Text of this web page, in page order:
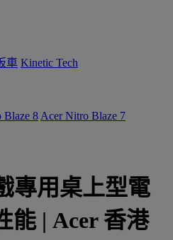
車 Kinetic Tech
Blaze 8 Acer Nitro Blaze 7
專用桌上型電
能 | Acer 香港